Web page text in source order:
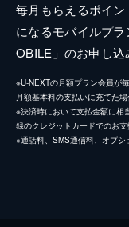
毎月もらえるポイ
になるモバイルプ
OBILE」のお申し込
※U-NEXTの月額プラン会員が
月額基本料の支払いに充てた場
※決済時において支払金額に相
録のクレジットカードでのお支
※通話料、SMS通信料、オプシ